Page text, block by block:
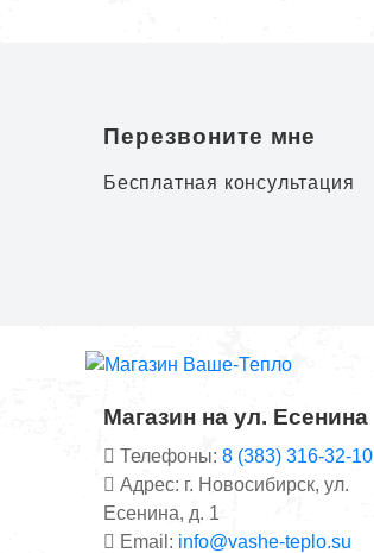
Перезвоните мне
Бесплатная консультация
Магазин на ул. Есенина
Телефоны: 8 (383) 316-32-10
Адрес: г. Новосибирск, ул.
Есенина, д. 1
Email: info@vashe-teplo.su